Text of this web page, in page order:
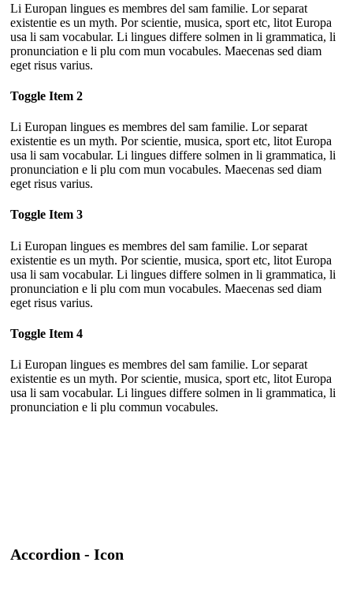
Li Europan lingues es membres del sam familie. Lor separat
existentie es un myth. Por scientie, musica, sport etc, litot Europa
usa li sam vocabular. Li lingues differe solmen in li grammatica, li
pronunciation e li plu com mun vocabules. Maecenas sed diam
eget risus varius.
Toggle Item 2
Li Europan lingues es membres del sam familie. Lor separat
existentie es un myth. Por scientie, musica, sport etc, litot Europa
usa li sam vocabular. Li lingues differe solmen in li grammatica, li
pronunciation e li plu com mun vocabules. Maecenas sed diam
eget risus varius.
Toggle Item 3
Li Europan lingues es membres del sam familie. Lor separat
existentie es un myth. Por scientie, musica, sport etc, litot Europa
usa li sam vocabular. Li lingues differe solmen in li grammatica, li
pronunciation e li plu com mun vocabules. Maecenas sed diam
eget risus varius.
Toggle Item 4
Li Europan lingues es membres del sam familie. Lor separat
existentie es un myth. Por scientie, musica, sport etc, litot Europa
usa li sam vocabular. Li lingues differe solmen in li grammatica, li
pronunciation e li plu commun vocabules.
Accordion - Icon